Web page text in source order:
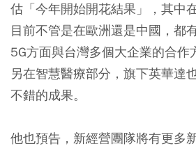
估「今年開始開花結果」，其中
目前不管是在歐洲還是中國，都
5G方面與台灣多個大企業的合作
另在智慧醫療部分，旗下英華達
不錯的成果。
他也預告，新經營團隊將有更多